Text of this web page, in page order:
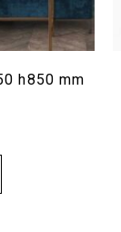
h850 mm